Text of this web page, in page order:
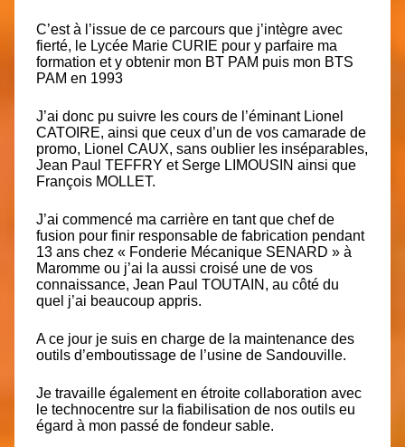
C’est à l’issue de ce parcours que j’intègre avec
fierté, le Lycée Marie CURIE pour y parfaire ma
formation et y obtenir mon BT PAM puis mon BTS
PAM en 1993
J’ai donc pu suivre les cours de l’éminant Lionel
CATOIRE, ainsi que ceux d’un de vos camarade de
promo, Lionel CAUX, sans oublier les inséparables,
Jean Paul TEFFRY et Serge LIMOUSIN ainsi que
François MOLLET.
J’ai commencé ma carrière en tant que chef de
fusion pour finir responsable de fabrication pendant
13 ans chez « Fonderie Mécanique SENARD » à
Maromme ou j’ai la aussi croisé une de vos
connaissance, Jean Paul TOUTAIN, au côté du
quel j’ai beaucoup appris.
A ce jour je suis en charge de la maintenance des
outils d’emboutissage de l’usine de Sandouville.
Je travaille également en étroite collaboration avec
le technocentre sur la fiabilisation de nos outils eu
égard à mon passé de fondeur sable.